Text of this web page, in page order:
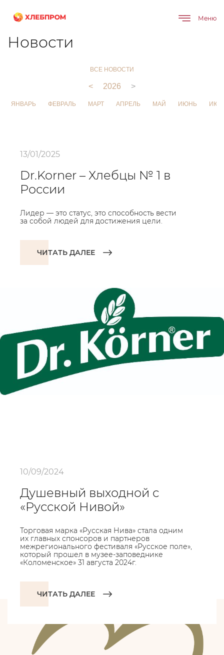
Меню
Главная О компании
Новости
ВСЕ НОВОСТИ
< 2026 >
ЯНВАРЬ ФЕВРАЛЬ МАРТ АПРЕЛЬ МАЙ ИЮНЬ
13/01/2025
Dr.Korner – Хлебцы № 1 в
России
Лидер — это статус, это способность вести
за собой людей для достижения цели.
ЧИТАТЬ ДАЛЕЕ
10/09/2024
Душевный выходной с
«Русской Нивой»
Торговая марка «Русская Нива» стала одним
их главных спонсоров и партнеров
межрегионального фестиваля «Русское поле»,
который прошел в музее-заповеднике
«Коломенское» 31 августа 2024г.
ЧИТАТЬ ДАЛЕЕ